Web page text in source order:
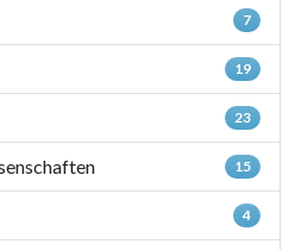
7
19
23
15
4